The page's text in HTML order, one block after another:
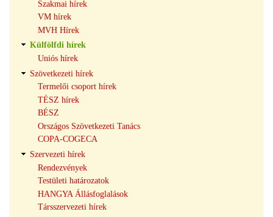
Szakmai hírek
VM hírek
MVH Hírek
Külfölfdi hírek
Uniós hírek
Szövetkezeti hírek
Termelői csoport hírek
TÉSZ hírek
BÉSZ
Országos Szövetkezeti Tanács
COPA-COGECA
Szervezeti hírek
Rendezvények
Testületi határozatok
HANGYA Állásfoglalások
Társszervezeti hírek